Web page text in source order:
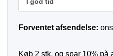
Forventet afsendelse:
Køb 2 stk. og spar 10% på